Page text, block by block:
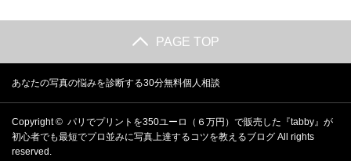
PAGE TOP
あなたの写真の悩みを診断する30分無料個人相談
Copyright © パリでプリントを350ユーロ（６万円）で販売した『tabby』が
初心者でも最短でプロ並みに写真上達するコツを教えるブログ All rights
reserved.